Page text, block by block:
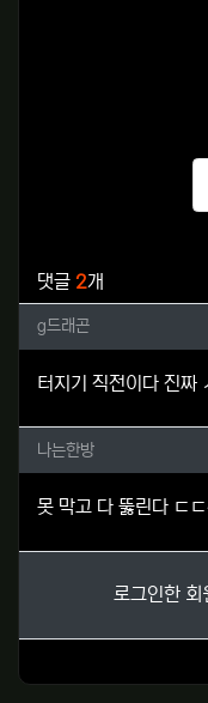
댓글 2개
g드래곤님의
g드래곤
터지기 직전이다 진짜
나는한방님의
나는한방
못 막고 다 뚫린다 ㄷ
로그인한 회